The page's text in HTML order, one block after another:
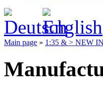
Main page » 1:35 & > NEW